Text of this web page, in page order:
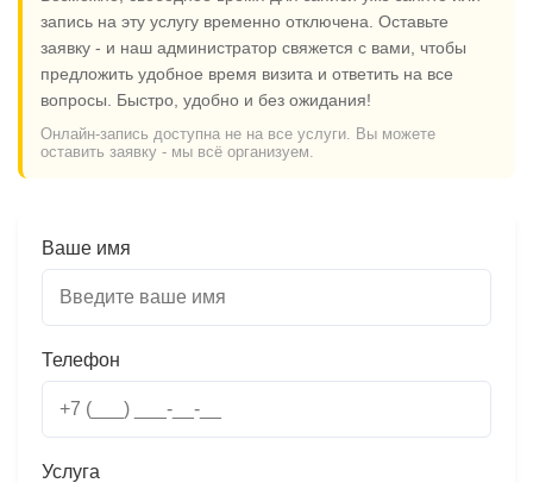
запись на эту услугу временно отключена. Оставьте
заявку - и наш администратор свяжется с вами, чтобы
предложить удобное время визита и ответить на все
вопросы. Быстро, удобно и без ожидания!
Онлайн-запись доступна не на все услуги. Вы можете
оставить заявку - мы всё организуем.
Ваше имя
Телефон
Услуга